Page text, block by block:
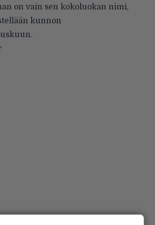
on vain sen kokoluokan nimi,
kunnon